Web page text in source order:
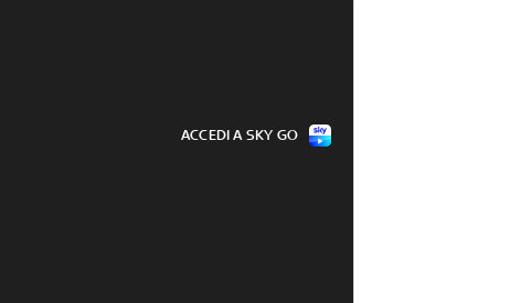
ACCEDI A SKY GO